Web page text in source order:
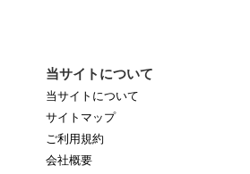
当サイトについて
当サイトについて
サイトマップ
ご利用規約
会社概要